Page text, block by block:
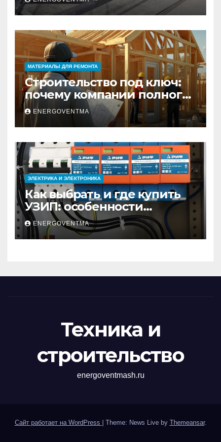
практический гид
МАТЕРИАЛЫ ДЛЯ РЕМОНТА
Строительство под ключ:
почему компании полного
цикла меняют рынок
недвижимости
ENERGOVENTMA
ЭЛЕКТРИКА И ЭЛЕКТРОНИКА
Как выбрать и где купить
УЗИП: особенности
устройств защиты от
импульсных
перенапряжений
ENERGOVENTMA
Техника и
строительство
energoventmash.ru
Сайт работает на WordPress Theme: News Live by Themeansar.